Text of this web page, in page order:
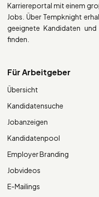
Karriereportal mit einem
Jobs. Über Tempknight
geeignete Kandidaten
finden.
Für Arbeitgeber
Übersicht
Kandidatensuche
Jobanzeigen
Kandidatenpool
Employer Branding
Jobvideos
E-Mailings